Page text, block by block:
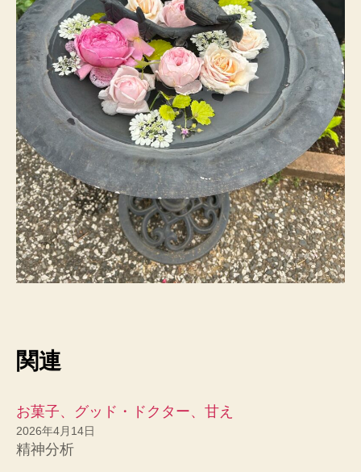
関連
お菓子、グッド・ドクター、甘え
2026年4月14日
精神分析